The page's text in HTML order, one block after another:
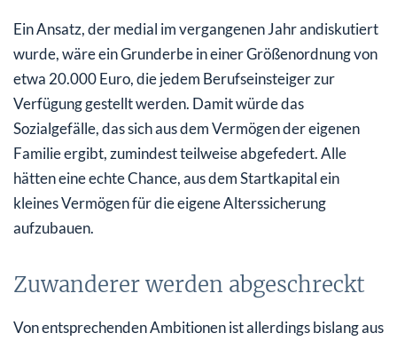
Ein Ansatz, der medial im vergangenen Jahr andiskutiert
wurde, wäre ein Grunderbe in einer Größenordnung von
etwa 20.000 Euro, die jedem Berufseinsteiger zur
Verfügung gestellt werden. Damit würde das
Sozialgefälle, das sich aus dem Vermögen der eigenen
Familie ergibt, zumindest teilweise abgefedert. Alle
hätten eine echte Chance, aus dem Startkapital ein
kleines Vermögen für die eigene Alterssicherung
aufzubauen.
Zuwanderer werden abgeschreckt
Von entsprechenden Ambitionen ist allerdings bislang aus